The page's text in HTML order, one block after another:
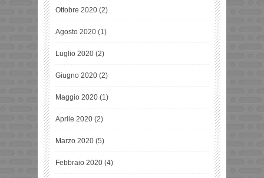
Ottobre 2020 (2)
Agosto 2020 (1)
Luglio 2020 (2)
Giugno 2020 (2)
Maggio 2020 (1)
Aprile 2020 (2)
Marzo 2020 (5)
Febbraio 2020 (4)